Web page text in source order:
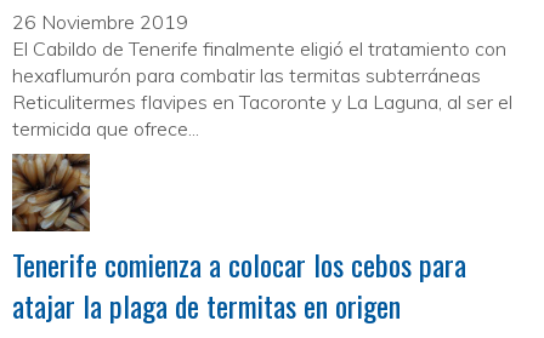
26 Noviembre 2019
El Cabildo de Tenerife finalmente eligió el tratamiento con
hexaflumurón para combatir las termitas subterráneas
Reticulitermes flavipes en Tacoronte y La Laguna, al ser el
termicida que ofrece...
Tenerife comienza a colocar los cebos para
atajar la plaga de termitas en origen